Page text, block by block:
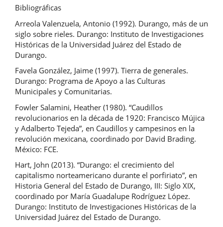
Bibliográficas
Arreola Valenzuela, Antonio (1992). Durango, más de un
siglo sobre rieles. Durango: Instituto de Investigaciones
Históricas de la Universidad Juárez del Estado de
Durango.
Favela González, Jaime (1997). Tierra de generales.
Durango: Programa de Apoyo a las Culturas
Municipales y Comunitarias.
Fowler Salamini, Heather (1980). “Caudillos
revolucionarios en la década de 1920: Francisco Mújica
y Adalberto Tejeda”, en Caudillos y campesinos en la
revolución mexicana, coordinado por David Brading.
México: FCE.
Hart, John (2013). “Durango: el crecimiento del
capitalismo norteamericano durante el porfiriato”, en
Historia General del Estado de Durango, III: Siglo XIX,
coordinado por María Guadalupe Rodríguez López.
Durango: Instituto de Investigaciones Históricas de la
Universidad Juárez del Estado de Durango.